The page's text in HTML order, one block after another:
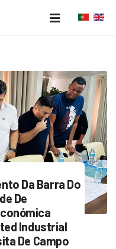
Da Barra Do
De
Industrial
De Campo